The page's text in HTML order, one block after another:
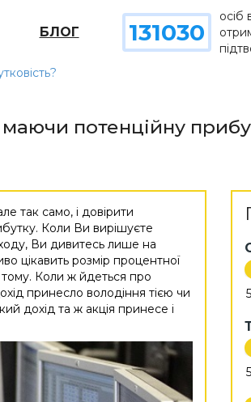
БЛОГ 131030
осіб
маючи потенційну
так само, і довірити
Коли Ви вирішуєте
Ви дивитесь лише на
цікавить розмір процентної
тому. Коли ж йдеться про
принесло володіння тією чи
дохід та ж акція принесе і